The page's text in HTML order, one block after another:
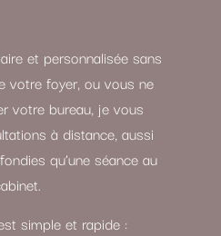
et personnalisée sans
votre foyer, ou vous ne
votre bureau, je vous
à distance, aussi
qu’une séance au
simple et rapide :